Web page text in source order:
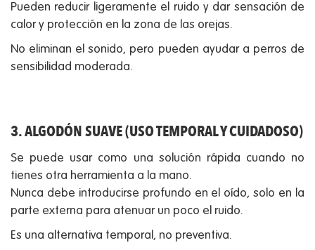
Pueden reducir ligeramente el ruido y dar sensación de
calor y protección en la zona de las orejas.
No eliminan el sonido, pero pueden ayudar a perros de
sensibilidad moderada.
3. ALGODÓN SUAVE (USO TEMPORAL Y CUIDADOSO)
Se puede usar como una solución rápida cuando no
tienes otra herramienta a la mano.
Nunca debe introducirse profundo en el oído, solo en la
parte externa para atenuar un poco el ruido.
Es una alternativa temporal, no preventiva.